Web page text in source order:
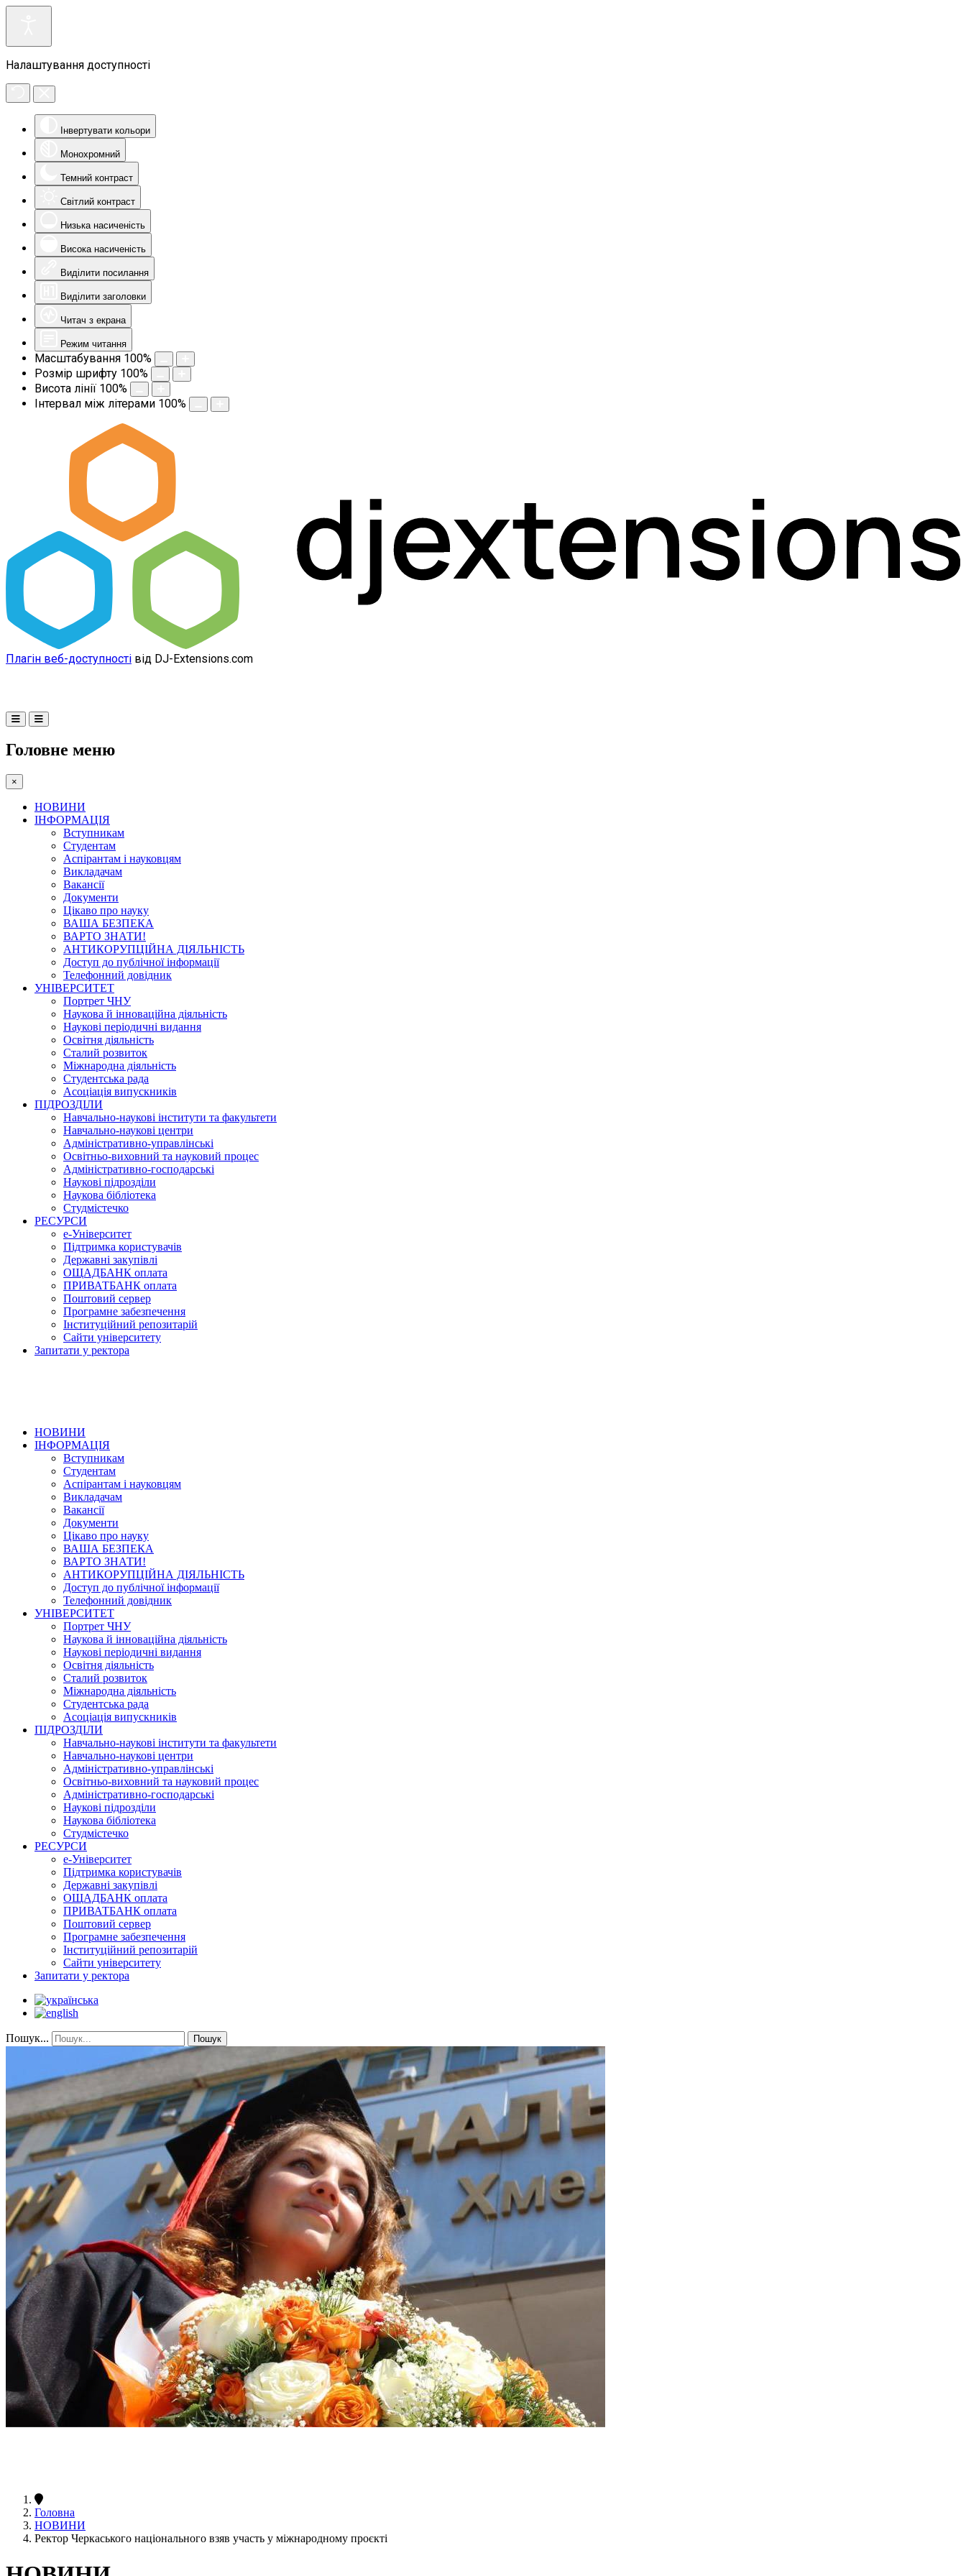
Налаштування доступності
Інвертувати кольори
Монохромний
Темний контраст
Світлий контраст
Низька насиченість
Висока насиченість
Виділити посилання
Виділити заголовки
Читач з екрана
Режим читання
Масштабування 100%
Розмір шрифту 100%
Висота лінії 100%
Інтервал між літерами 100%
Плагін веб-доступності від DJ-Extensions.com
Головне меню
×
НОВИНИ
ІНФОРМАЦІЯ
Вступникам
Студентам
Аспірантам і науковцям
Викладачам
Вакансії
Документи
Цікаво про науку
ВАША БЕЗПЕКА
ВАРТО ЗНАТИ!
АНТИКОРУПЦІЙНА ДІЯЛЬНІСТЬ
Доступ до публічної інформації
Телефонний довідник
УНІВЕРСИТЕТ
Портрет ЧНУ
Наукова й інноваційна діяльність
Наукові періодичні видання
Освітня діяльність
Сталий розвиток
Міжнародна діяльність
Студентська рада
Асоціація випускників
ПІДРОЗДІЛИ
Навчально-наукові інститути та факультети
Навчально-наукові центри
Адміністративно-управлінські
Освітньо-виховний та науковий процес
Адміністративно-господарські
Наукові підрозділи
Наукова бібліотека
Студмістечко
РЕСУРСИ
е-Університет
Підтримка користувачів
Державні закупівлі
ОЩАДБАНК оплата
ПРИВАТБАНК оплата
Поштовий сервер
Програмне забезпечення
Інституційний репозитарій
Сайти університету
Запитати у ректора
НОВИНИ
ІНФОРМАЦІЯ
Вступникам
Студентам
Аспірантам і науковцям
Викладачам
Вакансії
Документи
Цікаво про науку
ВАША БЕЗПЕКА
ВАРТО ЗНАТИ!
АНТИКОРУПЦІЙНА ДІЯЛЬНІСТЬ
Доступ до публічної інформації
Телефонний довідник
УНІВЕРСИТЕТ
Портрет ЧНУ
Наукова й інноваційна діяльність
Наукові періодичні видання
Освітня діяльність
Сталий розвиток
Міжнародна діяльність
Студентська рада
Асоціація випускників
ПІДРОЗДІЛИ
Навчально-наукові інститути та факультети
Навчально-наукові центри
Адміністративно-управлінські
Освітньо-виховний та науковий процес
Адміністративно-господарські
Наукові підрозділи
Наукова бібліотека
Студмістечко
РЕСУРСИ
е-Університет
Підтримка користувачів
Державні закупівлі
ОЩАДБАНК оплата
ПРИВАТБАНК оплата
Поштовий сервер
Програмне забезпечення
Інституційний репозитарій
Сайти університету
Запитати у ректора
Пошук... Пошук
Головна
НОВИНИ
Ректор Черкаського національного взяв участь у міжнародному проєкті